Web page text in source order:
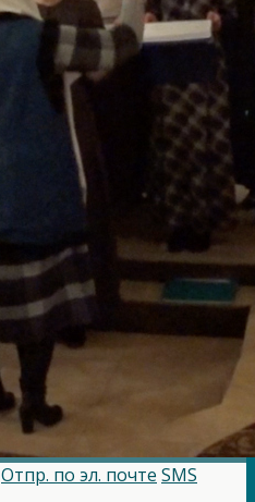
Отпр. по эл. почте SMS